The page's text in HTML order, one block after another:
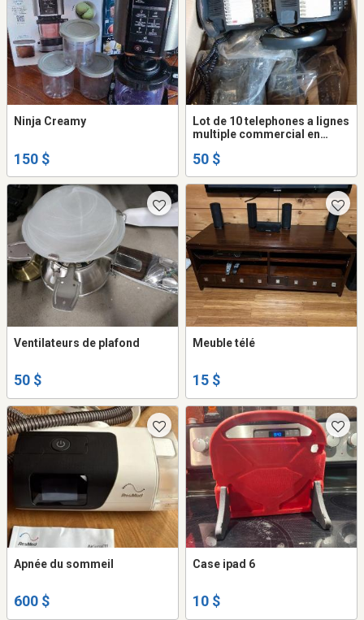
Ninja Creamy
150 $
Lot de 10 telephones a lignes
multiple commercial en
50 $
Ventilateurs de plafond
50 $
Meuble télé
15 $
Apnée du sommeil
600 $
Case ipad 6
10 $